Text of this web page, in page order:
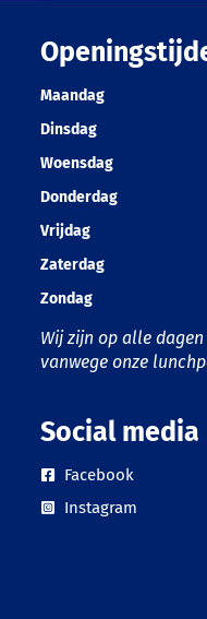
Maandag
Dinsdag
Woensdag
Donderdag
Vrijdag
Zaterdag
Zondag
Wij zijn op alle
vanwege onze
Social media
Facebook
Instagram